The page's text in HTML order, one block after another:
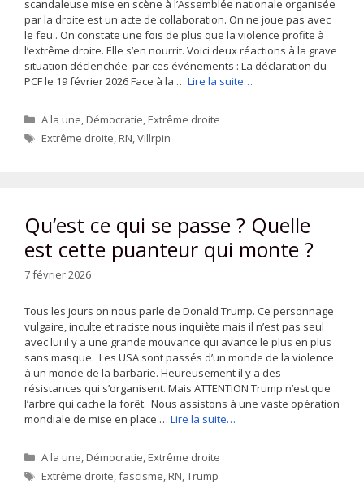
scandaleuse mise en scène à l’Assemblée nationale organisée
par la droite est un acte de collaboration. On ne joue pas avec
le feu.. On constate une fois de plus que la violence profite à
l’extrême droite. Elle s’en nourrit. Voici deux réactions à la grave
situation déclenchée par ces événements : La déclaration du
PCF le 19 février 2026 Face à la … Lire la suite…
Catégories
A la une,Démocratie,Extrême droite
Étiquettes
Extrême droite,RN,Villrpin
Qu’est ce qui se passe ? Quelle
est cette puanteur qui monte ?
7 février 2026
Tous les jours on nous parle de Donald Trump. Ce personnage
vulgaire, inculte et raciste nous inquiète mais il n’est pas seul
avec lui il y a une grande mouvance qui avance le plus en plus
sans masque. Les USA sont passés d’un monde de la violence
à un monde de la barbarie. Heureusement il y a des
résistances qui s’organisent. Mais ATTENTION Trump n’est que
l’arbre qui cache la forêt. Nous assistons à une vaste opération
mondiale de mise en place … Lire la suite…
Catégories
A la une,Démocratie,Extrême droite
Étiquettes
Extrême droite,fascisme,RN,Trump